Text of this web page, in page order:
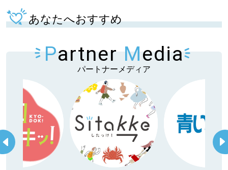
あなたへおすすめ
Partner Media
パートナーメディア